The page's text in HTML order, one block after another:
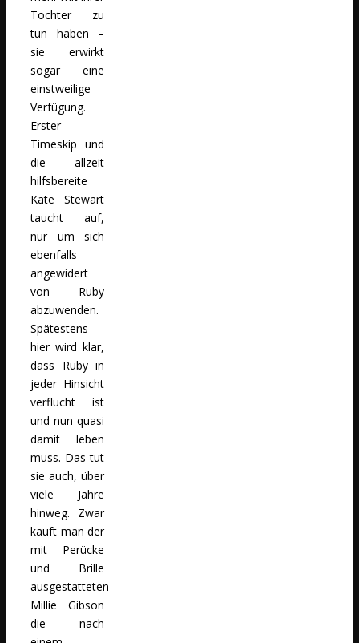
Tochter zu
tun haben –
sie erwirkt
sogar eine
einstweilige
Verfügung.
Erster
Timeskip und
die allzeit
hilfsbereite
Kate Stewart
taucht auf,
nur um sich
ebenfalls
angewidert
von Ruby
abzuwenden.
Spätestens
hier wird klar,
dass Ruby in
jeder Hinsicht
verflucht ist
und nun quasi
damit leben
muss. Das tut
sie auch, über
viele Jahre
hinweg. Zwar
kauft man der
mit Perücke
und Brille
ausgestatteten
Millie Gibson
die nach